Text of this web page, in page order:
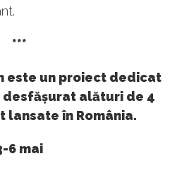
***
este un proiect dedicat
alături de 4
lansate în România.
6 mai